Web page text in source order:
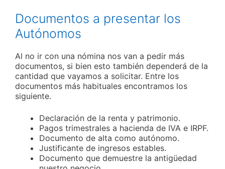
Documentos a presentar los
Autónomos
Al no ir con una nómina nos van a pedir más
documentos, si bien esto también dependerá de la
cantidad que vayamos a solicitar. Entre los
documentos más habituales encontramos los
siguiente.
Declaración de la renta y patrimonio.
Pagos trimestrales a hacienda de IVA e IRPF.
Documento de alta como autónomo.
Justificante de ingresos estables.
Documento que demuestre la antigüedad